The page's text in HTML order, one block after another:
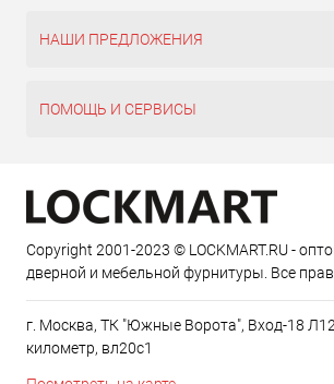
НАШИ ПРЕДЛОЖЕНИЯ
ПОМОЩЬ И СЕРВИСЫ
Copyright 2001-2023 © LOCKMART.RU -
дверной и мебельной фурнитуры. Все
г. Москва, ТК "Южные Ворота", Вход-18
километр, вл20с1